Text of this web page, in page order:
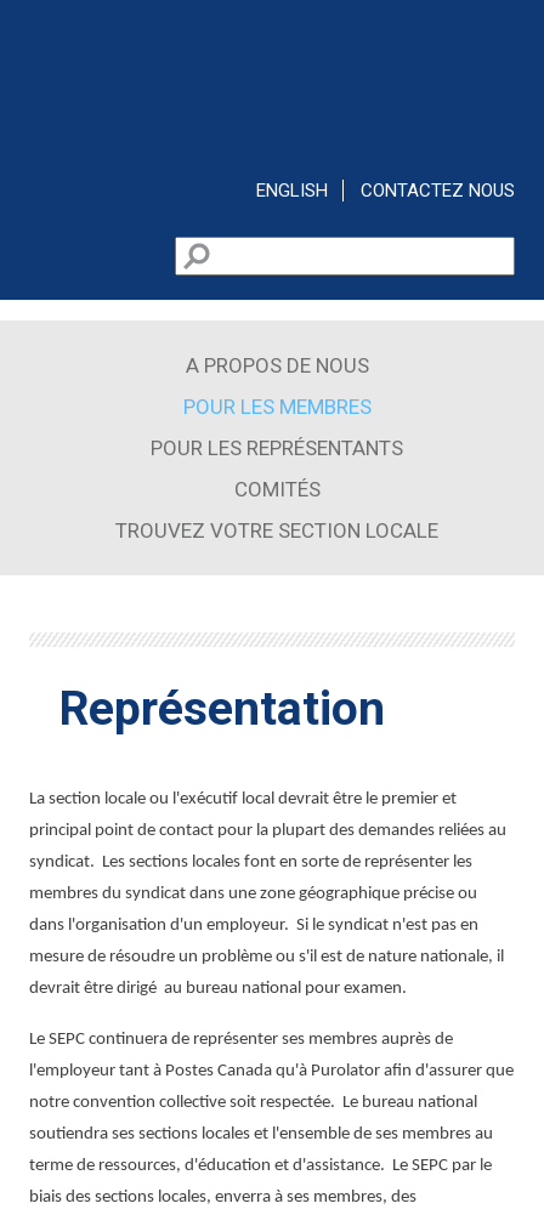
ENGLISH CONTACTEZ NOUS
Formulaire de recherche
Rechercher
A PROPOS DE NOUS
POUR LES MEMBRES
POUR LES REPRÉSENTANTS
COMITÉS
TROUVEZ VOTRE SECTION LOCALE
Représentation
La section locale ou l'exécutif local devrait être le premier et
principal point de contact pour la plupart des demandes reliées au
syndicat. Les sections locales font en sorte de représenter les
membres du syndicat dans une zone géographique précise ou
dans l'organisation d'un employeur. Si le syndicat n'est pas en
mesure de résoudre un problème ou s'il est de nature nationale, il
devrait être dirigé au bureau national pour examen.
Le SEPC continuera de représenter ses membres auprès de
l'employeur tant à Postes Canada qu'à Purolator afin d'assurer que
notre convention collective soit respectée. Le bureau national
soutiendra ses sections locales et l'ensemble de ses membres au
terme de ressources, d'éducation et d'assistance. Le SEPC par le
biais des sections locales, enverra à ses membres, des